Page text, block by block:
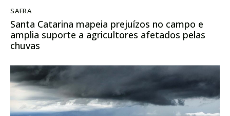
SAFRA
Santa Catarina mapeia prejuízos no campo e
amplia suporte a agricultores afetados pelas
chuvas